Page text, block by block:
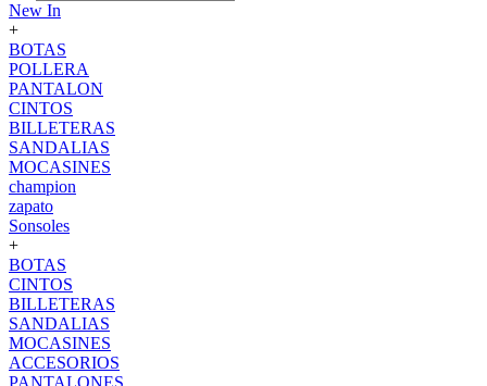
New In
+
BOTAS
POLLERA
PANTALON
CINTOS
BILLETERAS
SANDALIAS
MOCASINES
champion
zapato
Sonsoles
+
BOTAS
CINTOS
BILLETERAS
SANDALIAS
MOCASINES
ACCESORIOS
PANTALONES